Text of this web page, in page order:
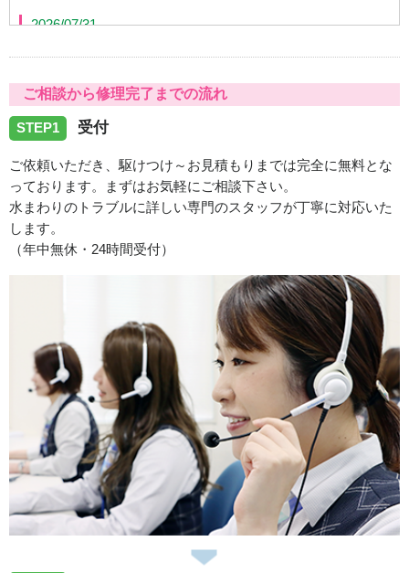
2026/07/31
した。
2026/07/31
愛知県岡﨑市合歓木町へ給水管の水漏れ修理に伺いまし
た。
愛知県春日井市岩成台へトイレ修理に向かいました。
2026/07/31
愛知県犬山市羽黒竹の腰へトイレの故障修理に向かいまし
た。
2026/07/30
ご相談から修理完了までの流れ
STEP1 受付
ご依頼いただき、駆けつけ～お見積もりまでは完全に無料とな
っております。まずはお気軽にご相談下さい。
水まわりのトラブルに詳しい専門のスタッフが丁寧に対応いた
します。
（年中無休・24時間受付）